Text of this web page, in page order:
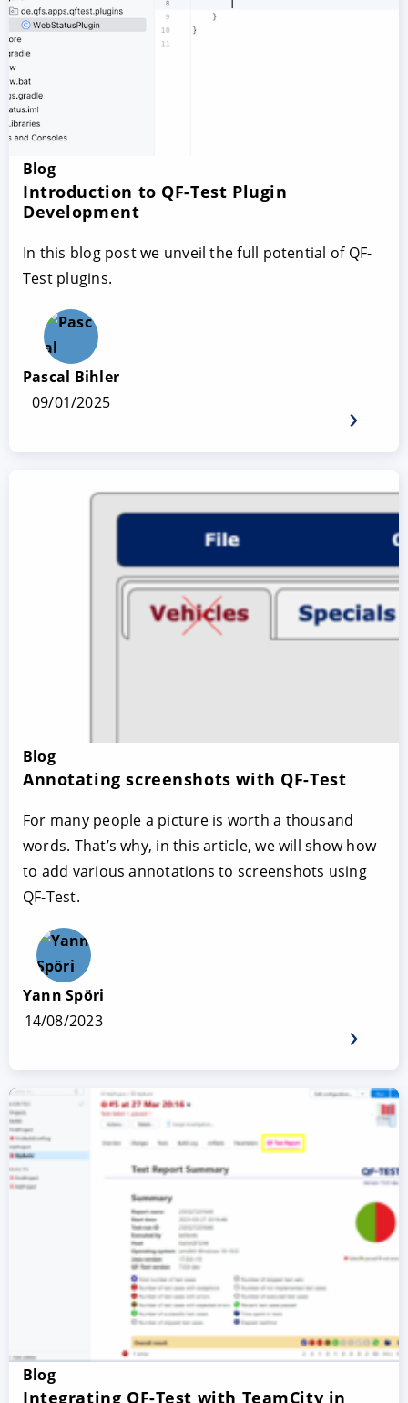
Blog
Introduction to QF-Test Plugin
Development
In this blog post we unveil the full potential of QF-
Test plugins.
Pascal Bihler
09/01/2025
Blog
Annotating screenshots with QF-Test
For many people a picture is worth a thousand
words. That’s why, in this article, we will show how
to add various annotations to screenshots using
QF-Test.
Yann Spöri
14/08/2023
Blog
Integrating QF-Test with TeamCity in